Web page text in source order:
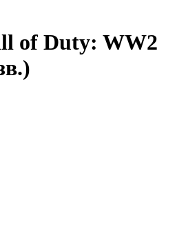
of Duty: WW2